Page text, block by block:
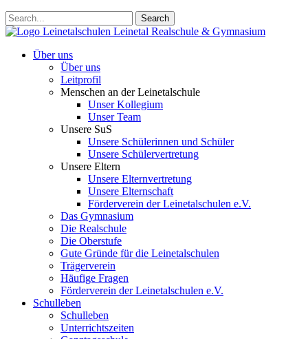
Search
Leinetalschulen Leinetal Realschule & Gymnasium
Über uns
Über uns
Leitprofil
Menschen an der Leinetalschule
Unser Kollegium
Unser Team
Unsere SuS
Unsere Schülerinnen und Schüler
Unsere Schülervertretung
Unsere Eltern
Unsere Elternvertretung
Unsere Elternschaft
Förderverein der Leinetalschulen e.V.
Das Gymnasium
Die Realschule
Die Oberstufe
Gute Gründe für die Leinetalschulen
Trägerverein
Häufige Fragen
Förderverein der Leinetalschulen e.V.
Schulleben
Schulleben
Unterrichtszeiten